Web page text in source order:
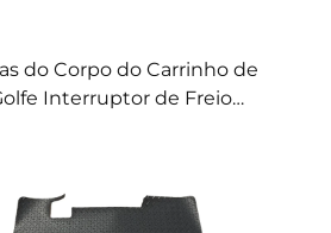
do Corpo do Carrinho de
Interruptor de Freio